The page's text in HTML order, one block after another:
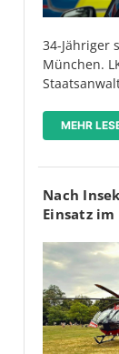
34-Jähriger
München.
MEHR
Nach
Einsatz